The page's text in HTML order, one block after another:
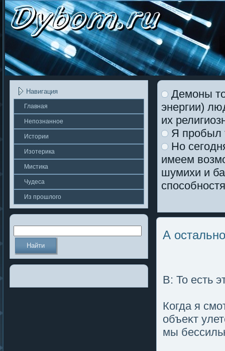
Навигация
Главная
Непοзнаннοе
Истории
Изотерика
Мистика
Чудеса
Из прошлοгο
Демоны
энергии)
их
Я пробыл
Но
имеем
шумихи и
А
В: То есть
Когда я
объеκт
мы